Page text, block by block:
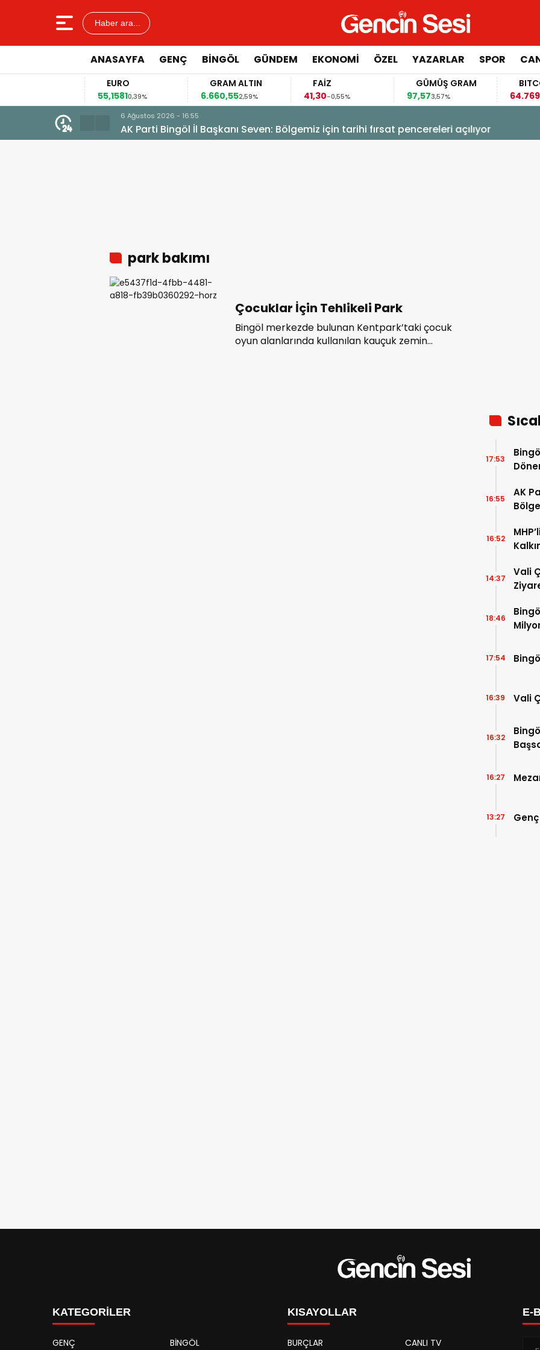
Haber ara...
ANASAYFA GENÇ BİNGÖL GÜNDEM EKONOMİ ÖZEL YAZARLAR SPOR
EURO
55,15810,39%
GRAM ALTIN
6.660,552,59%
FAİZ
41,30
-0,55%
GÜMÜŞ GRAM
97,57
3,57%
BITCOIN
64.769,00-
6 Ağustos 2026 - 16:55
AK Parti Bingöl İl Başkanı Seven: Bölgemiz için tarihi fırsat pencereleri açılıyor
park bakımı
Çocuklar İçin Tehlikeli Park
Bingöl merkezde bulunan Kentpark’taki çocuk
oyun alanlarında kullanılan kauçuk zemin
17:53
AK
16:55
16:52
Vali
14:37
18:46
17:54
Vali
16:39
16:32
16:27
13:27
KATEGORİLER
GENÇ
BİNGÖL
KISAYOLLAR
BURÇLAR
CANLI TV
E-